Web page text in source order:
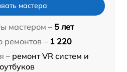
мастера
мастером – 5 лет
ремонтов – 1 220
– ремонт VR систем и